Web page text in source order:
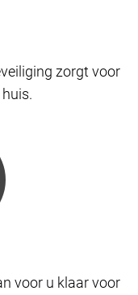
​​voor u klaar voor
zorgt voor